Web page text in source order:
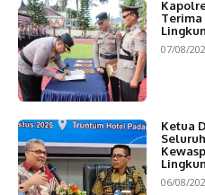
Terima
07/08/
Ketua
06/08/